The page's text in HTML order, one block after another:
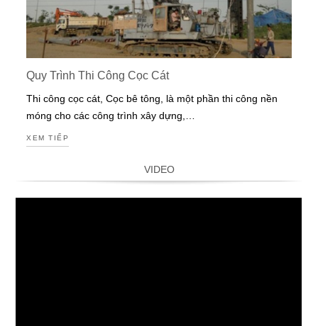
Quy Trình Thi Công Cọc Cát
Thi công cọc cát, Cọc bê tông, là một phần thi công nền
móng cho các công trình xây dựng,…
XEM TIẾP
VIDEO